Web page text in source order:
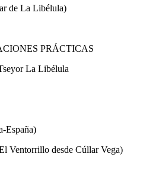
de La Libélula)
PRÁCTICAS
La Libélula
España)
Ventorrillo desde Cúllar Vega)